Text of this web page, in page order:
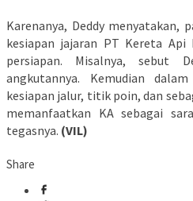
Karenanya, Deddy menyatakan,
kesiapan jajaran PT Kereta Api
persiapan. Misalnya, sebut
angkutannya. Kemudian
kesiapan jalur, titik poin, dan
memanfaatkan KA sebagai
tegasnya. (VIL)
Share